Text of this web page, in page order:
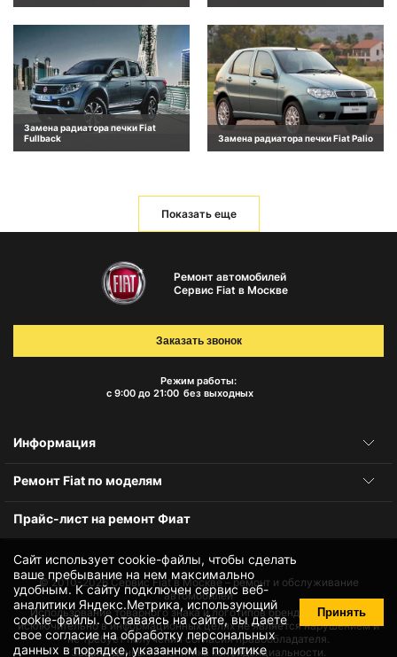
Замена радиатора печки Fiat
Fullback
Замена радиатора печки Fiat Palio
Показать еще
Сайт использует cookie-файлы, чтобы сделать
ваше пребывание на нем максимально
удобным. К cайту подключен сервис веб-
аналитики Яндекс.Метрика, использующий
cookie-файлы. Оставаясь на сайте, вы даете
своесогласие на обработку персональных
данных в порядке, указанном в политике
Принять
Ремонт автомобилей
Сервис Fiat в Москве
Режим работы:
с 9:00 до 21:00 без выходных
Заказать звонок
Информация
Ремонт Fiat по моделям
Прайс-лист на ремонт Фиат
© 2010-2026Сервис Fiat в Москве – ремонт и обслуживание
автомобилей
Использование товарного знака и логотипов бренда происходит
исключительно в информационных целях не является нарушением и
не требует получения согласия правообладателя.
Защита данных и политика конфиденциальности.